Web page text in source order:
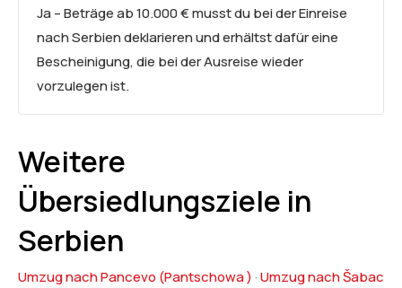
Ja – Beträge ab 10.000 € musst du bei der Einreise
nach Serbien deklarieren und erhältst dafür eine
Bescheinigung, die bei der Ausreise wieder
vorzulegen ist.
Weitere
Übersiedlungsziele in
Serbien
Umzug nach Pancevo (Pantschowa ) ·Umzug nach Šabac